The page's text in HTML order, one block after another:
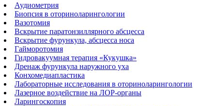
Аудиометрия
Биопсия в оториноларингологии
Вазотомия
Вскрытие паратонзиллярного абсцесса
Вскрытие фурункула, абсцесса носа
Гайморотомия
Гидровакуумная терапия «Кукушка»
Дренаж фурункула наружного уха
Конхомедиапластика
Лабораторные исследования в оториноларингологии
Лазерное воздействие на ЛОР-органы
Ларингоскопия